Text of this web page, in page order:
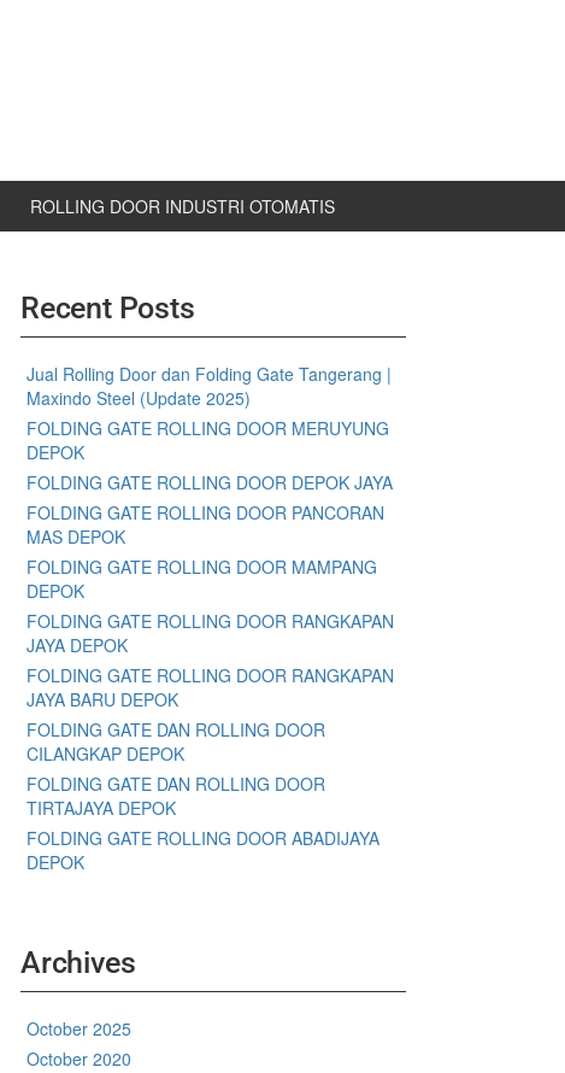
ROLLING DOOR INDUSTRI OTOMATIS
Recent Posts
Jual Rolling Door dan Folding Gate Tangerang |
Maxindo Steel (Update 2025)
FOLDING GATE ROLLING DOOR MERUYUNG
DEPOK
FOLDING GATE ROLLING DOOR DEPOK JAYA
FOLDING GATE ROLLING DOOR PANCORAN
MAS DEPOK
FOLDING GATE ROLLING DOOR MAMPANG
DEPOK
FOLDING GATE ROLLING DOOR RANGKAPAN
JAYA DEPOK
FOLDING GATE ROLLING DOOR RANGKAPAN
JAYA BARU DEPOK
FOLDING GATE DAN ROLLING DOOR
CILANGKAP DEPOK
FOLDING GATE DAN ROLLING DOOR
TIRTAJAYA DEPOK
FOLDING GATE ROLLING DOOR ABADIJAYA
DEPOK
Archives
October 2025
October 2020